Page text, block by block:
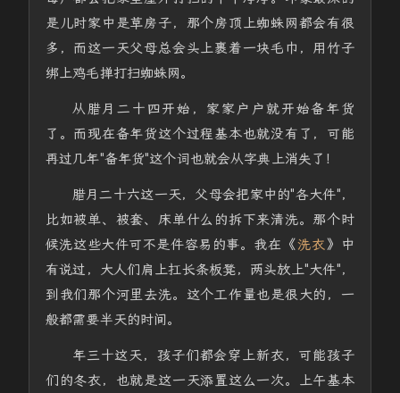
是儿时家中是草房子，那个房顶上蜘蛛网都会有很
多，而这一天父母总会头上裹着一块毛巾，用竹子
绑上鸡毛掸打扫蜘蛛网。
从腊月二十四开始，家家户户就开始备年货
了。而现在备年货这个过程基本也就没有了，可能
再过几年"备年货"这个词也就会从字典上消失了！
腊月二十六这一天，父母会把家中的"各大件"，
比如被单、被套、床单什么的拆下来清洗。那个时
候洗这些大件可不是件容易的事。我在《洗衣》中
有说过，大人们肩上扛长条板凳，两头放上"大件"，
到我们那个河里去洗。这个工作量也是很大的，一
般都需要半天的时间。
年三十这天，孩子们都会穿上新衣，可能孩子
们的冬衣，也就是这一天添置这么一次。上午基本